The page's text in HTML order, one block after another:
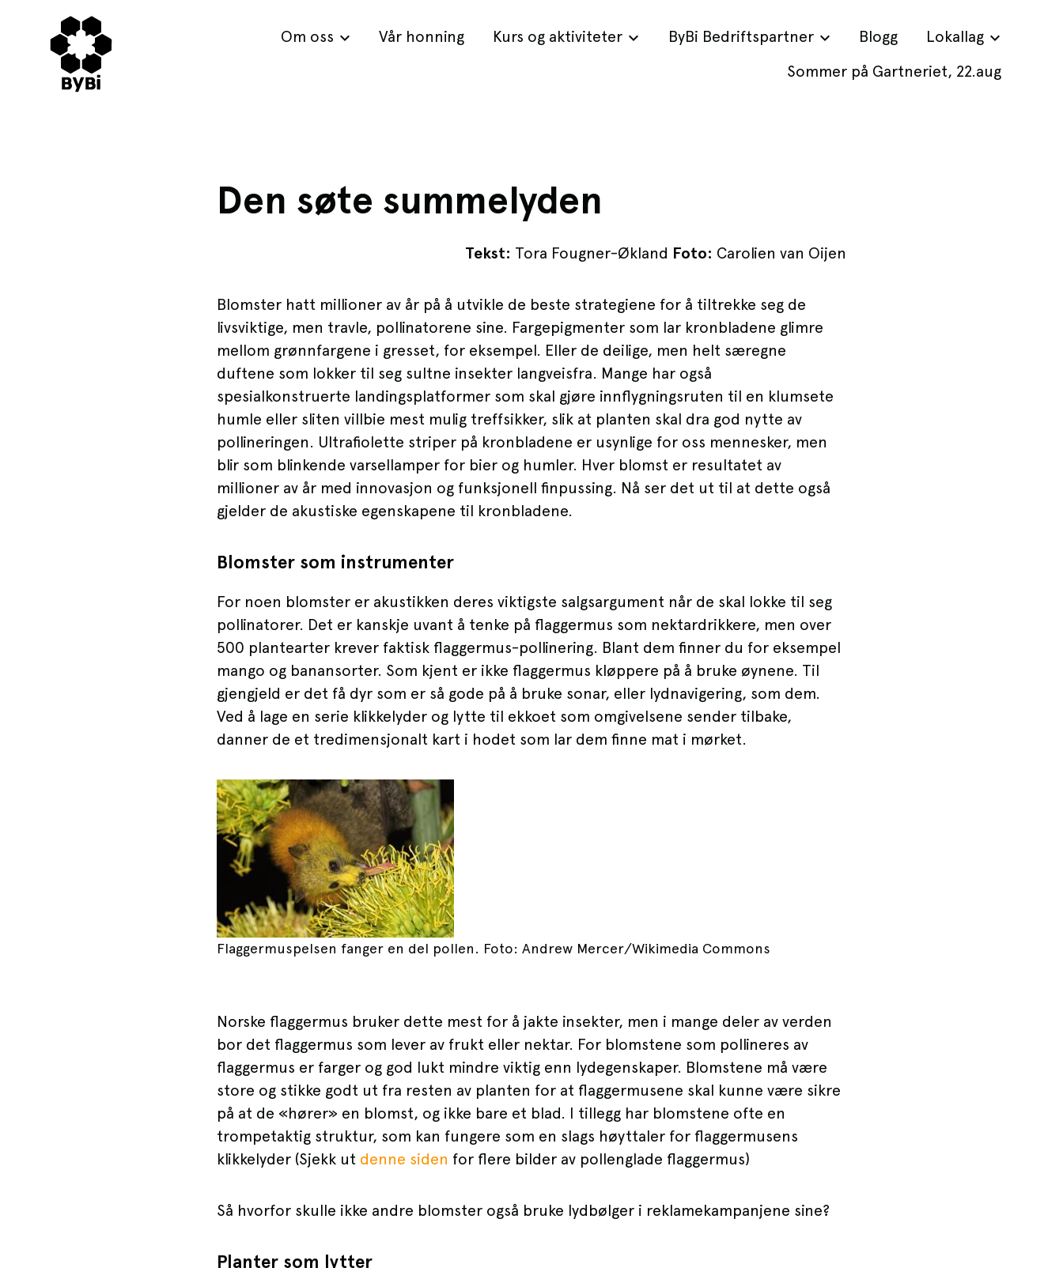
Om oss Vår honning Kurs og aktiviteter ByBi Bedriftspartner Blogg
Lokallag
Sommer på Gartneriet, 22.aug
Den søte summelyden
Tekst: Tora Fougner-Økland Foto: Carolien van Oijen
Blomster hatt millioner av år på å utvikle de beste strategiene for å tiltrekke seg de
livsviktige, men travle, pollinatorene sine. Fargepigmenter som lar kronbladene glimre
mellom grønnfargene i gresset, for eksempel. Eller de deilige, men helt særegne
duftene som lokker til seg sultne insekter langveisfra. Mange har også
spesialkonstruerte landingsplatformer som skal gjøre innflygningsruten til en klumsete
humle eller sliten villbie mest mulig treffsikker, slik at planten skal dra god nytte av
pollineringen. Ultrafiolette striper på kronbladene er usynlige for oss mennesker, men
blir som blinkende varsellamper for bier og humler. Hver blomst er resultatet av
millioner av år med innovasjon og funksjonell finpussing. Nå ser det ut til at dette også
gjelder de akustiske egenskapene til kronbladene.
Blomster som instrumenter
For noen blomster er akustikken deres viktigste salgsargument når de skal lokke til seg
pollinatorer. Det er kanskje uvant å tenke på flaggermus som nektardrikkere, men over
500 plantearter krever faktisk flaggermus-pollinering. Blant dem finner du for eksempel
mango og banansorter. Som kjent er ikke flaggermus kløppere på å bruke øynene. Til
gjengjeld er det få dyr som er så gode på å bruke sonar, eller lydnavigering, som dem.
Ved å lage en serie klikkelyder og lytte til ekkoet som omgivelsene sender tilbake,
danner de et tredimensjonalt kart i hodet som lar dem finne mat i mørket.
Flaggermuspelsen fanger en del pollen. Foto: Andrew Mercer/Wikimedia Commons
Norske flaggermus bruker dette mest for å jakte insekter, men i mange deler av verden
bor det flaggermus som lever av frukt eller nektar. For blomstene som pollineres av
flaggermus er farger og god lukt mindre viktig enn lydegenskaper. Blomstene må være
store og stikke godt ut fra resten av planten for at flaggermusene skal kunne være sikre
på at de «hører» en blomst, og ikke bare et blad. I tillegg har blomstene ofte en
trompetaktig struktur, som kan fungere som en slags høyttaler for flaggermusens
klikkelyder (Sjekk ut denne siden for flere bilder av pollenglade flaggermus)
Så hvorfor skulle ikke andre blomster også bruke lydbølger i reklamekampanjene sine?
Planter som lytter